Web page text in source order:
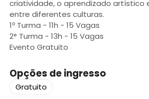
criatividade, o aprendizado artístico
entre diferentes culturas.
1º Turma - 11h - 15 Vagas
2° Turma - 13h - 15 Vagas
Evento Gratuito
Opções de ingresso
Gratuito